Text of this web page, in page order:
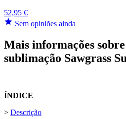
52,95 €
Sem opiniões ainda
Mais informações
sublimação Sawgrass
ÍNDICE
> Descrição